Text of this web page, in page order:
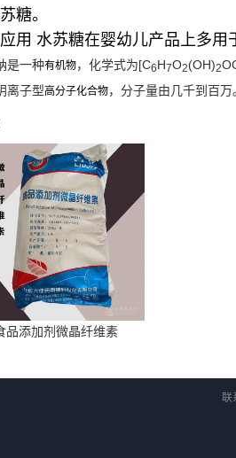
糖。
用 水苏糖在婴幼儿产品上多
是一种有机物，化学式为[C6H7O2(OH)2
离子型高分子化合物，分子量由几千到百
品添加剂微晶纤维素
联